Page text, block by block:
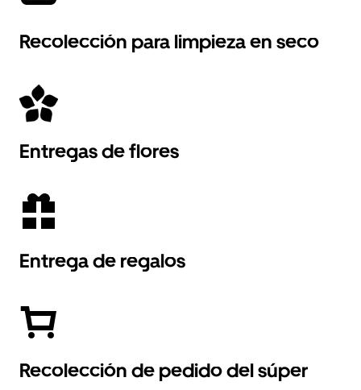
Recolección para limpieza en seco
Entregas de flores
Entrega de regalos
Recolección de pedido del súper